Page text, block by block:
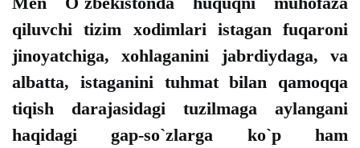
qiluvchi tizim xodimlari istagan fuqaroni
jinoyatchiga, xohlaganini jabrdiydaga, va
albatta, istaganini tuhmat bilan qamoqqa
tiqish darajasidagi tuzilmaga aylangani
haqidagi gap-so`zlarga ko`p ham